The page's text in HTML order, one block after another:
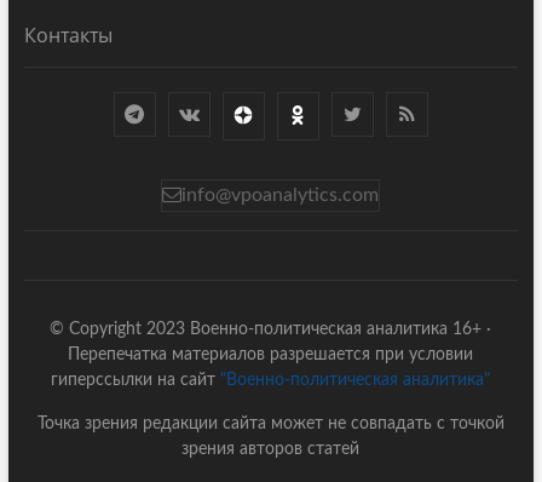
Контакты
info@vpoanalytics.com
© Copyright 2023 Военно-политическая аналитика 16+ ·
Перепечатка материалов разрешается при условии
гиперссылки на сайт "Военно-политическая аналитика"
Точка зрения редакции сайта может не совпадать с точкой
зрения авторов статей